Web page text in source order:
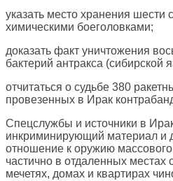
указать место хранения шести
химическими боеголовками;
доказать факт уничтожения
бактерий антракса (сибирской
отчитаться о судьбе 380
провезенных в Ирак
Спецслужбы и источники в
инкриминирующий материал
отношение к оружию
частично в отдаленных местах
мечетях, домах и квартирах